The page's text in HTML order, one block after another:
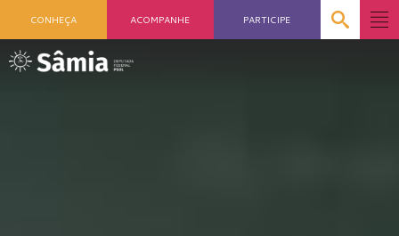
CONHEÇA ACOMPANHE PARTICIPE